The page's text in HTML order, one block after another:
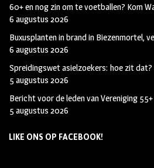
60+ en nog zin om te voetballen? Kom
6 augustus 2026
Buxusplanten in brand in Biezenmortel,
6 augustus 2026
Spreidingswet asielzoekers: hoe zit dat?
5 augustus 2026
Bericht voor de leden van Vereniging 55+
5 augustus 2026
LIKE ONS OP FACEBOOK!